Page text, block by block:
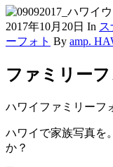
2017年10月20日 In ス
ーフォト By amp.
ファミリーフ
ハワイファミリーフ
ハワイで家族写真を
か？